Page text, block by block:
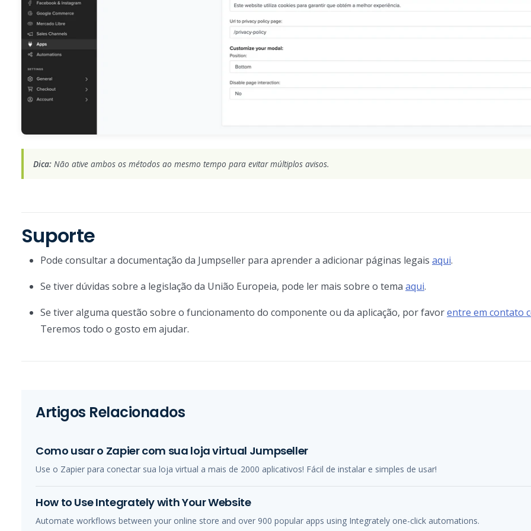
Dica: Não ative ambos os métodos ao mesmo tempo para evitar múltiplos avisos.
Suporte
Pode consultar a documentação da Jumpseller para aprender a adicionar páginas legais aqui.
Se tiver dúvidas sobre a legislação da União Europeia, pode ler mais sobre o tema aqui.
Se tiver alguma questão sobre o funcionamento do componente ou da aplicação, por favorentre em contato
Teremos todo o gosto em ajudar.
Artigos Relacionados
Como usar o Zapier com sua loja virtual Jumpseller
Use o Zapier para conectar sua loja virtual a mais de 2000 aplicativos! Fácil de instalar e simples de usar!
How to Use Integrately with Your Website
Automate workflows between your online store and over 900 popular apps using Integrately one-click automations.